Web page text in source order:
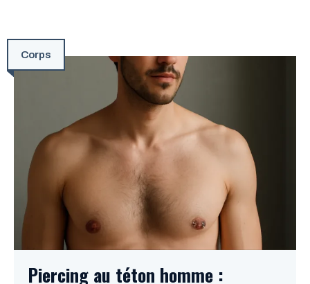
Corps
Piercing au téton homme :